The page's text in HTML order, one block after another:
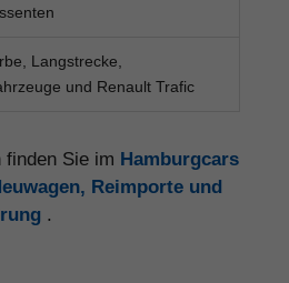
Langstrecke,
und Renault Trafic
finden Sie im Hamburgcars
Reimporte und
.